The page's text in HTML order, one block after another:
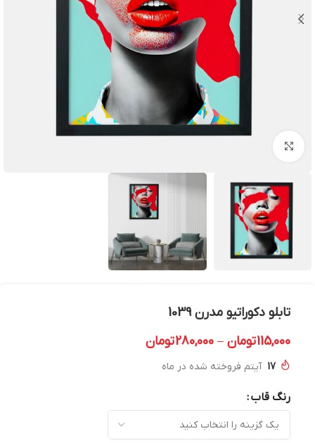
تابلو دکوراتیو مدرن 1039
115,000تومان –
280,000تومان
17 آیتم فروخته شده در ماه
رنگ قاب